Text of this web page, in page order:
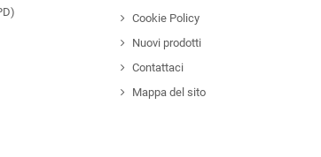
Cookie Policy
Nuovi prodotti
Contattaci
Mappa del sito